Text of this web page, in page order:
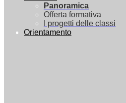
Panoramica
Offerta formativa
I progetti delle classi
Orientamento